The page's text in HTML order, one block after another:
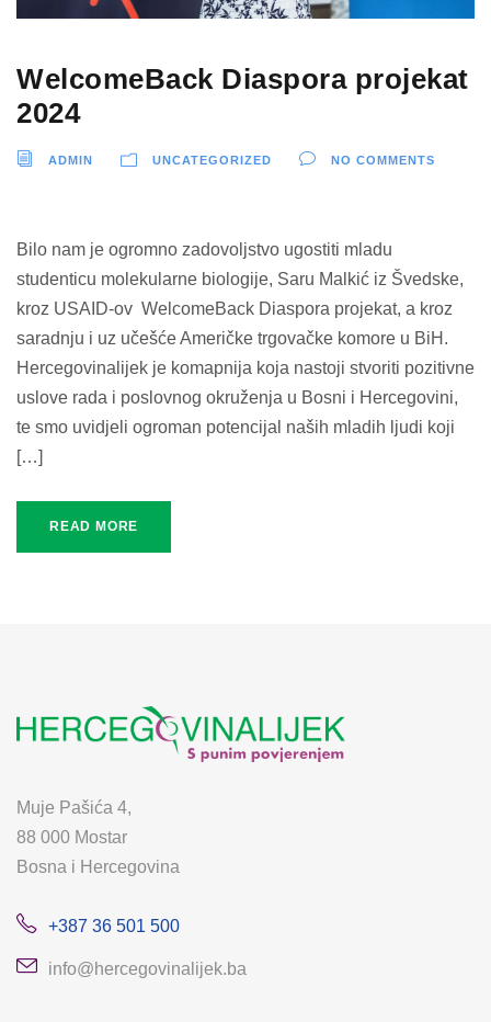
WelcomeBack Diaspora projekat
2024
ADMIN UNCATEGORIZED NO COMMENTS
Bilo nam je ogromno zadovoljstvo ugostiti mladu
studenticu molekularne biologije, Saru Malkić iz Švedske,
kroz USAID-ov WelcomeBack Diaspora projekat, a kroz
saradnju i uz učešće Američke trgovačke komore u BiH.
Hercegovinalijek je komapnija koja nastoji stvoriti pozitivne
uslove rada i poslovnog okruženja u Bosni i Hercegovini,
te smo uvidjeli ogroman potencijal naših mladih ljudi koji
[…]
READ MORE
Muje Pašića 4,
88 000 Mostar
Bosna i Hercegovina
+387 36 501 500
info@hercegovinalijek.ba